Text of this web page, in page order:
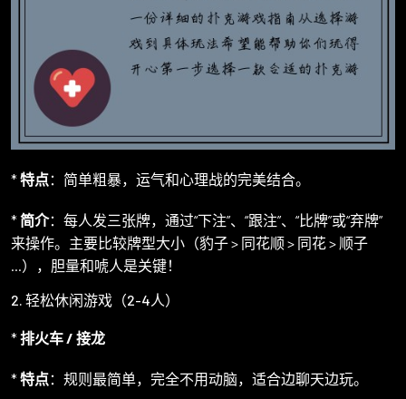
*特点：简单粗暴，运气和心理战的完美结合。
*简介：每人发三张牌，通过“下注”、“跟注”、“比牌”或“弃牌”
来操作。主要比较牌型大小（豹子 > 同花顺 > 同花 > 顺子
...），胆量和唬人是关键！
2. 轻松休闲游戏（2-4人）
*排火车 / 接龙
*特点：规则最简单，完全不用动脑，适合边聊天边玩。